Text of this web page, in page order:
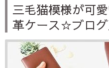
三毛猫模様が可
革ケース☆ブロ